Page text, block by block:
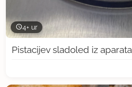
4+ ur
Pistacijev sladoled iz aparata